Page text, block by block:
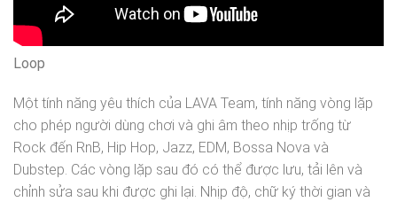
Loop
Một tính năng yêu thích của LAVA Team, tính năng vòng lặp
cho phép người dùng chơi và ghi âm theo nhịp trống từ
Rock đến RnB, Hip Hop, Jazz, EDM, Bossa Nova và
Dubstep. Các vòng lặp sau đó có thể được lưu, tải lên và
chỉnh sửa sau khi được ghi lại. Nhịp độ, chữ ký thời gian và